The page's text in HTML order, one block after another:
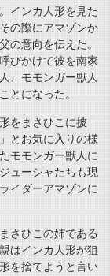
インカ人形を見た
の際にアマゾンか
の意向を伝えた。
びかけて彼を南家
、モモンガー獣人
とになった。
をまさひこに披
とお気に入りの様
モモンガー獣人に
ューシャたちも現
イダーアマゾンに
さひこの姉である
はインカ人形が狙
を捨てようと言い